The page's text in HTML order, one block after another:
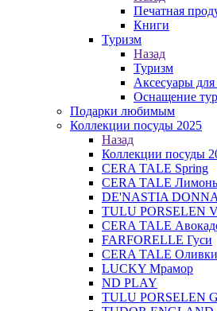
Печатная
Книги
Туризм
Назад
Туризм
Аксесуары для
Оснащение
Подарки любимым
Коллекции посуды 2025
Назад
Коллекции посуды
CERA TALE Spring
CERA TALE
DE'NASTIA DONNA
TULU PORSELEN
CERA TALE
FARFORELLE Гуси
CERA TALE Оливки
LUCKY Мрамор
ND PLAY
TULU PORSELEN